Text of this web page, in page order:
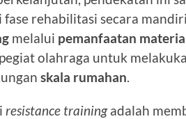
fase rehabilitasi secara
melalui pemanfaatan
olahraga untuk
skala rumahan.
resistance trainingadalah